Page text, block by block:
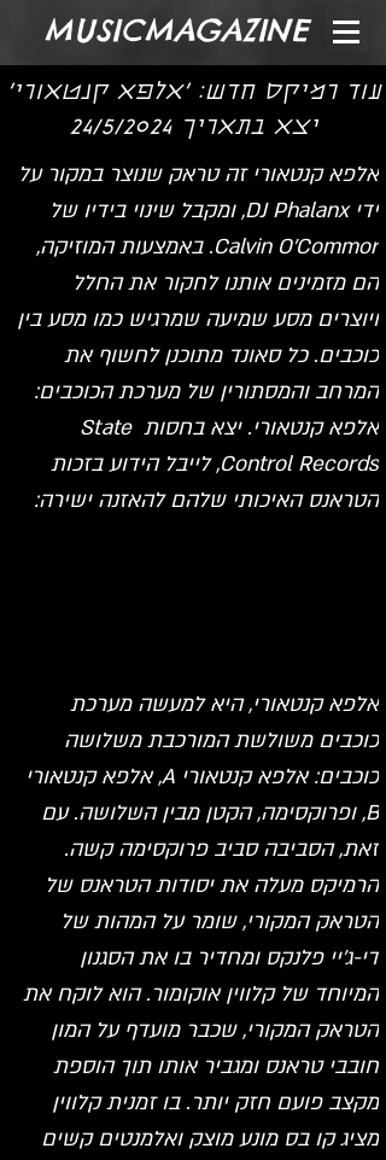
MUSICMAGAZINE
עוד רמיקס חדש: 'אלפא קנטאורי'
יצא בתאריך 24/5/2024
אלפא קנטאורי זה טראק שנוצר במקור על
ידי DJ Phalanx, ומקבל שינוי בידיו של
Calvin O'Commor. באמצעות המוזיקה,
הם מזמינים אותנו לחקור את החלל
ויוצרים מסע שמיעה שמרגיש כמו מסע בין
כוכבים. כל סאונד מתוכנן לחשוף את
המרחב והמסתורין של מערכת הכוכבים:
אלפא קנטאורי. יצא בחסות State
Control Records, לייבל הידוע בזכות
הטראנס האיכותי שלהם להאזנה ישירה:
אלפא קנטאורי, היא למעשה מערכת
כוכבים משולשת המורכבת משלושה
כוכבים: אלפא קנטאורי A, אלפא קנטאורי
B, ופרוקסימה, הקטן מבין השלושה. עם
זאת, הסביבה סביב פרוקסימה קשה.
הרמיקס מעלה את יסודות הטראנס של
הטראק המקורי, שומר על המהות של
די-ג'יי פלנקס ומחדיר בו את הסגנון
המיוחד של קלווין אוקומור. הוא לוקח את
הטראק המקורי, שכבר מועדף על המון
חובבי טראנס ומגביר אותו תוך הוספת
מקצב פועם חזק יותר. בו זמנית קלווין
מציג קו בס מונע מוצק ואלמנטים קשים